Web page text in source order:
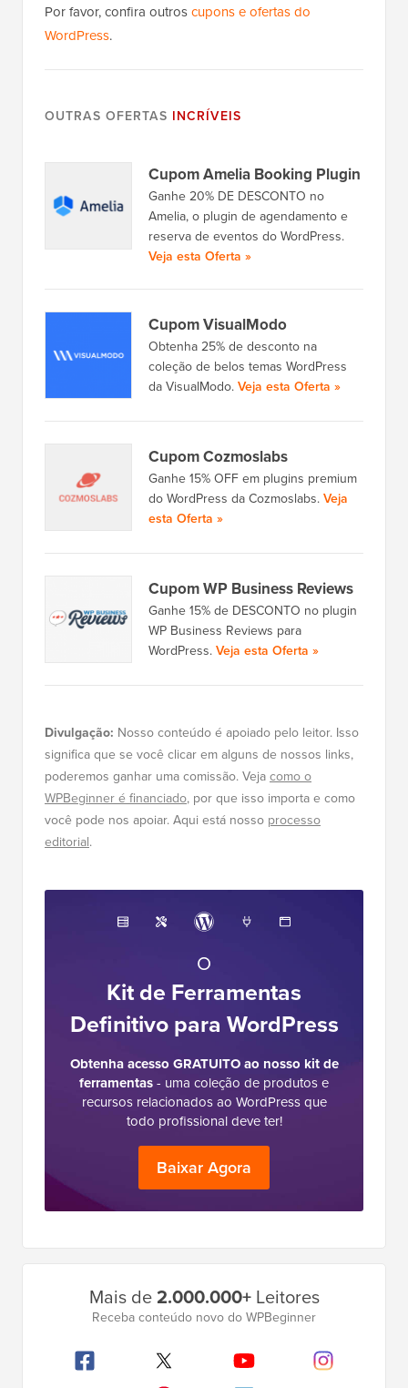
Por favor, confira outroscupons e ofertas do
WordPress.
OUTRAS OFERTAS INCRÍVEIS
Cupom Amelia Booking Plugin
Ganhe 20% DE DESCONTO no
Amelia, o plugin de agendamento e
reserva de eventos do WordPress.
Veja esta Oferta »
Cupom VisualModo
Obtenha 25% de desconto na
coleção de belos temas WordPress
da VisualModo.Veja esta Oferta »
Cupom Cozmoslabs
Ganhe 15% OFF em plugins premium
do WordPress da Cozmoslabs.Veja
esta Oferta »
Cupom WP Business Reviews
Ganhe 15% de DESCONTO no plugin
WP Business Reviews para
WordPress.Veja esta Oferta »
Divulgação: Nosso conteúdo é apoiado pelo leitor. Isso
significa que se você clicar em alguns de nossos links,
poderemos ganhar uma comissão. Vejacomo o
WPBeginner é financiado, por que isso importa e como
você pode nos apoiar. Aqui está nosso processo
editorial.
O
Kit de Ferramentas
Definitivo para WordPress
Obtenha acesso GRATUITO ao nosso kit de
ferramentas- uma coleção de produtos e
recursos relacionados ao WordPress que
todo profissional deve ter!
Baixar Agora
Mais de2.000.000+Leitores
Receba conteúdo novo do WPBeginner